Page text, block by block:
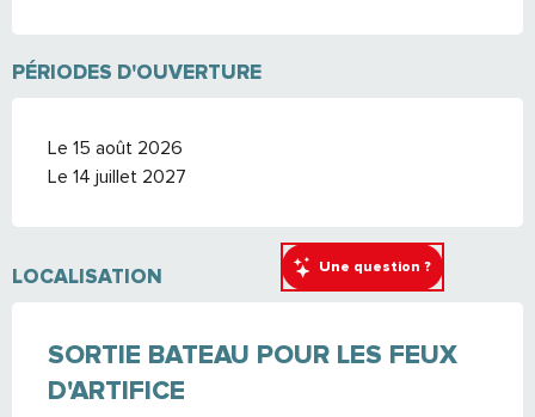
Une question ?
PÉRIODES D'OUVERTURE
Le 15 août 2026
Le 14 juillet 2027
LOCALISATION
SORTIE BATEAU POUR LES FEUX
D'ARTIFICE